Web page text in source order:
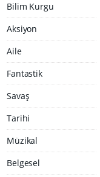
Bilim Kurgu
Aksiyon
Aile
Fantastik
Savaş
Tarihi
Müzikal
Belgesel